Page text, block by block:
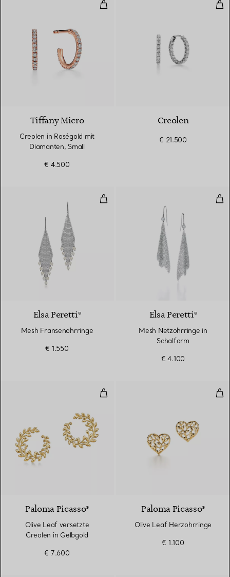
Creolen in Roségold mit
Tiffany Micro
Creolen in Roségold mit
Diamanten, Small
€ 4.500
Creolen
€ 21.500
Mesh Fransenohrringe
Elsa Peretti®
Mesh Fransenohrringe
€ 1.550
Elsa Peretti®
Mesh Netzohrringe in
Schalform
€ 4.100
Olive Leaf versetzte Creolen in
Paloma Picasso®
Olive Leaf versetzte
Creolen in Gelbgold
€ 7.600
Paloma Picasso®
Olive Leaf Herzohrringe
€ 1.100